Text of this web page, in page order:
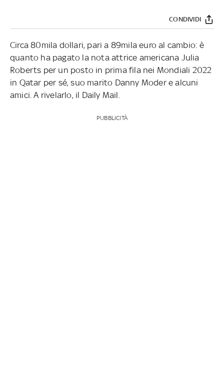
CONDIVIDI
Circa 80mila dollari, pari a 89mila euro al cambio: è
quanto ha pagato la nota attrice americana Julia
Roberts per un posto in prima fila nei Mondiali 2022
in Qatar per sé, suo marito Danny Moder e alcuni
amici. A rivelarlo, il Daily Mail.
PUBBLICITÀ